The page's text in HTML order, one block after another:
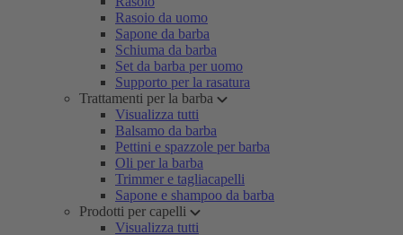
Rasoio da uomo
Sapone da barba
Schiuma da barba
Set da barba per uomo
Supporto per la rasatura
Trattamenti per la barba
Visualizza tutti
Balsamo da barba
Pettini e spazzole per barba
Oli per la barba
Trimmer e tagliacapelli
Sapone e shampoo da barba
Prodotti per capelli
Visualizza tutti